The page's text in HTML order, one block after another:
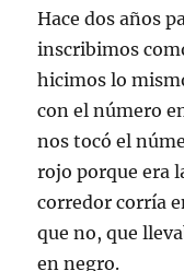
Hace dos años
inscribimos
hicimos lo
con el número
nos tocó el
rojo porque era
corredor corría
que no, que
en negro.